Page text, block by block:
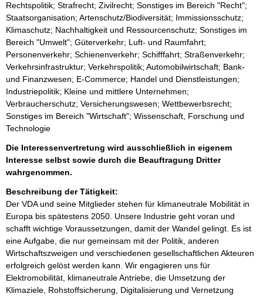
Rechtspolitik; Strafrecht; Zivilrecht; Sonstiges im Bereich "Recht";
Staatsorganisation; Artenschutz/Biodiversität; Immissionsschutz;
Klimaschutz; Nachhaltigkeit und Ressourcenschutz; Sonstiges im
Bereich "Umwelt"; Güterverkehr; Luft- und Raumfahrt;
Personenverkehr; Schienenverkehr; Schifffahrt; Straßenverkehr;
Verkehrsinfrastruktur; Verkehrspolitik; Automobilwirtschaft; Bank-
und Finanzwesen; E-Commerce; Handel und Dienstleistungen;
Industriepolitik; Kleine und mittlere Unternehmen;
Verbraucherschutz; Versicherungswesen; Wettbewerbsrecht;
Sonstiges im Bereich "Wirtschaft"; Wissenschaft, Forschung und
Technologie
Die Interessenvertretung wird ausschließlich in eigenem
Interesse selbst sowie durch die Beauftragung Dritter
wahrgenommen.
Beschreibung der Tätigkeit:
Der VDA und seine Mitglieder stehen für klimaneutrale Mobilität in
Europa bis spätestens 2050. Unsere Industrie geht voran und
schafft wichtige Voraussetzungen, damit der Wandel gelingt. Es ist
eine Aufgabe, die nur gemeinsam mit der Politik, anderen
Wirtschaftszweigen und verschiedenen gesellschaftlichen Akteuren
erfolgreich gelöst werden kann. Wir engagieren uns für
Elektromobilität, klimaneutrale Antriebe, die Umsetzung der
Klimaziele, Rohstoffsicherung, Digitalisierung und Vernetzung